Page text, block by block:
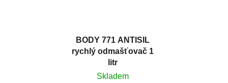
BODY 771 ANTISIL
rychlý odmašťovač 1
litr
Skladem